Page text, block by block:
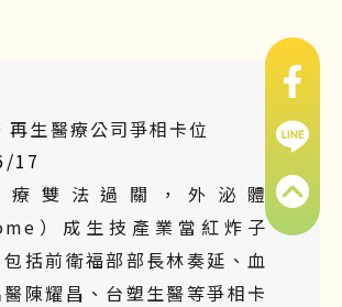
再生醫療公司爭相卡位
17
療雙法過關，外泌體
）成生技產業當紅炸子
括前衛福部部長林奏延、血
陳耀昌、台塑生醫等爭相卡